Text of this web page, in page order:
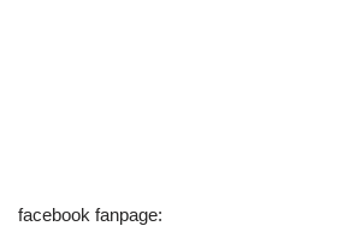
facebook fanpage: